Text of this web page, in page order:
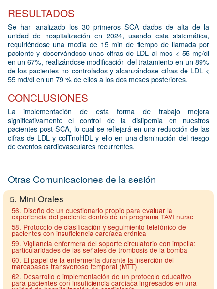
RESULTADOS
Se han analizado los 30 primeros SCA dados de alta de la
unidad de hospitalización en 2024, usando esta sistemática,
requiriéndose una media de 15 min de tiempo de llamada por
paciente y observándose unas cifras de LDL al mes < 55 mg/dl
en un 67%, realizándose modificación del tratamiento en un 89%
de los pacientes no controlados y alcanzándose cifras de LDL <
55 md/dl en un 79 % de ellos a los dos meses posteriores.
CONCLUSIONES
La implementación de esta forma de trabajo mejora
significativamente el control de la dislipemia en nuestros
pacientes post-SCA, lo cual se reflejará en una reducción de las
cifras de LDL y colTnoHDL y ello en una disminución del riesgo
de eventos cardiovasculares recurrentes.
Otras Comunicaciones de la sesión
5. Mini Orales
56. Diseño de un cuestionario propio para evaluar la
experiencia del paciente dentro de un programa TAVI nurse
58. Protocolo de clasificación y seguimiento telefónico de
pacientes con insuficiencia cardíaca crónica
59. Vigilancia enfermera del soporte circulatorio con impella:
particularidades de las señales de trombosis de la bomba
60. El papel de la enfermería durante la inserción del
marcapasos transvenoso temporal (MTT)
62. Desarrollo e implementación de un protocolo educativo
para pacientes con insuficiencia cardiaca ingresados en una